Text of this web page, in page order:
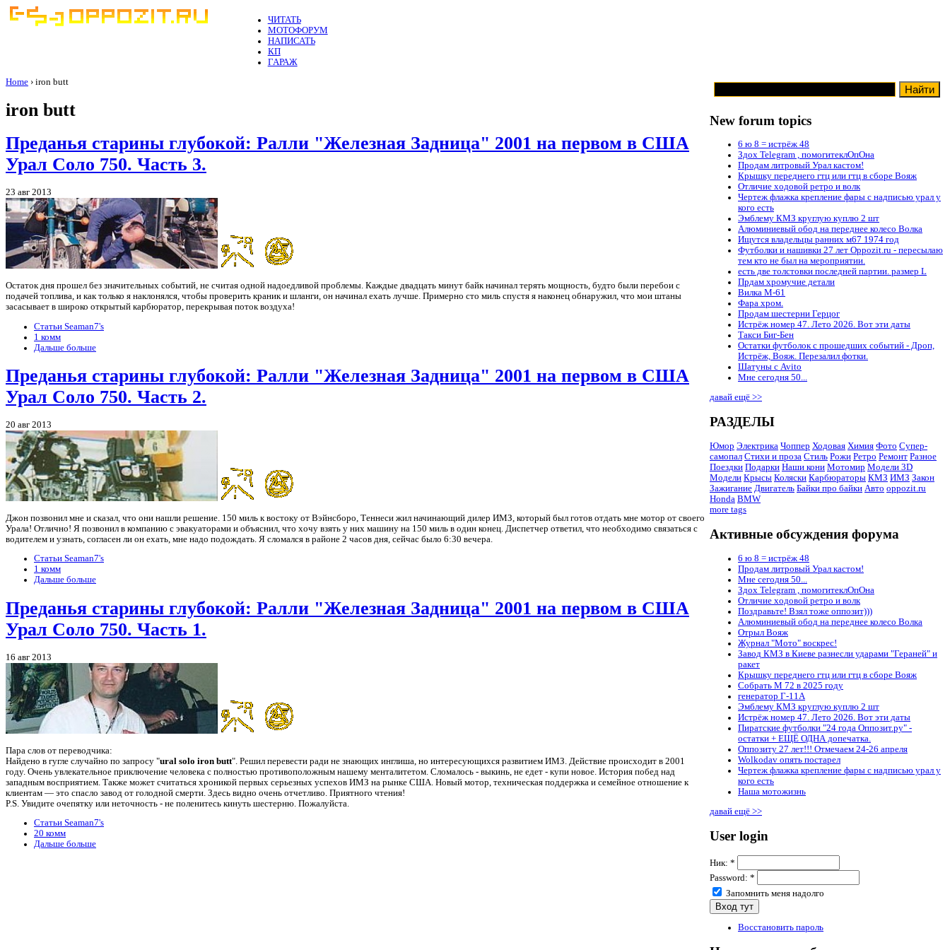
ЧИТАТЬ
МОТОФОРУМ
НАПИСАТЬ
КП
ГАРАЖ
Home › iron butt
iron butt
Преданья старины глубокой: Ралли "Железная Задница" 2001 на первом в США
Урал Соло 750. Часть 3.
23 авг 2013
Остаток дня прошел без значительных событий, не считая одной надоедливой проблемы. Каждые двадцать минут байк начинал терять мощность, будто были перебои с
подачей топлива, и как только я наклонялся, чтобы проверить краник и шланги, он начинал ехать лучше. Примерно сто миль спустя я наконец обнаружил, что мои штаны
засасывает в широко открытый карбюратор, перекрывая поток воздуха!
Статьи Seaman7's
1 комм
Дальше больше
Преданья старины глубокой: Ралли "Железная Задница" 2001 на первом в США
Урал Соло 750. Часть 2.
20 авг 2013
Джон позвонил мне и сказал, что они нашли решение. 150 миль к востоку от Вэйнсборо, Теннеси жил начинающий дилер ИМЗ, который был готов отдать мне мотор от своего
Урала! Отлично! Я позвонил в компанию с эвакуаторами и объяснил, что хочу взять у них машину на 150 миль в один конец. Диспетчер ответил, что необходимо связаться с
водителем и узнать, согласен ли он ехать, мне надо подождать. Я сломался в районе 2 часов дня, сейчас было 6:30 вечера.
Статьи Seaman7's
1 комм
Дальше больше
Преданья старины глубокой: Ралли "Железная Задница" 2001 на первом в США
Урал Соло 750. Часть 1.
16 авг 2013
Пара слов от переводчика:
Найдено в гугле случайно по запросу "ural solo iron butt". Решил перевести ради не знающих инглиша, но интересующихся развитием ИМЗ. Действие происходит в 2001
году. Очень увлекательное приключение человека с полностью противоположным нашему менталитетом. Сломалось - выкинь, не едет - купи новое. История побед над
западным восприятием. Также может считаться хроникой первых серьезных успехов ИМЗ на рынке США. Новый мотор, техническая поддержка и семейное отношение к
клиентам — это спасло завод от голодной смерти. Здесь видно очень отчетливо. Приятного чтения!
P.S. Увидите очепятку или неточность - не поленитеcь кинуть шестерню. Пожалуйста.
Статьи Seaman7's
20 комм
Дальше больше
New forum topics
6 ю 8 = истрёж 48
Здох Telegram , помогитеклОпОна
Продам литровый Урал кастом!
Крышку переднего гтц или гтц в сборе Вояж
Отличие ходовой ретро и волк
Чертеж флажка крепление фары с надписью урал у
кого есть
Эмблему КМЗ круглую куплю 2 шт
Алюминиевый обод на переднее колесо Волка
Ищутся владельцы ранних м67 1974 год
Футболки и нашивки 27 лет Oppozit.ru - пересылаю
тем кто не был на мероприятии.
есть две толстовки последней партии. размер L
Прдам хромучие детали
Вилка М-61
Фара хром.
Продам шестерни Герцог
Истрёж номер 47. Лето 2026. Вот эти даты
Такси Биг-Бен
Остатки футболок с прошедших событий - Дроп,
Истрёж, Вояж. Перезалил фотки.
Шатуны с Avito
Мне сегодня 50...
давай ещё >>
РАЗДЕЛЫ
Юмор Электрика Чоппер Ходовая Химия Фото Супер-
самопал Стихи и проза Стиль Рожи Ретро Ремонт Разное
Поездки Подарки Наши кони Мотомир Модели 3D
Модели Крысы Коляски Карбюраторы КМЗ ИМЗ Закон
Зажигание Двигатель Байки про байки Авто oppozit.ru
Honda BMW
more tags
Активные обсуждения форума
6 ю 8 = истрёж 48
Продам литровый Урал кастом!
Мне сегодня 50...
Здох Telegram , помогитеклОпОна
Отличие ходовой ретро и волк
Поздравьте! Взял тоже оппозит)))
Алюминиевый обод на переднее колесо Волка
Отрыл Вояж
Журнал "Мото" воскрес!
Завод КМЗ в Киеве разнесли ударами "Гераней" и
ракет
Крышку переднего гтц или гтц в сборе Вояж
Собрать М 72 в 2025 году
генератор Г-11А
Эмблему КМЗ круглую куплю 2 шт
Истрёж номер 47. Лето 2026. Вот эти даты
Пиратские футболки "24 года Оппозит.ру" -
остатки + ЕЩЁ ОДНА допечатка.
Оппозиту 27 лет!!! Отмечаем 24-26 апреля
Wolkodav опять постарел
Чертеж флажка крепление фары с надписью урал у
кого есть
Наша мотожизнь
давай ещё >>
User login
Ник: *
Password: *
Запомнить меня надолго
Восстановить пароль